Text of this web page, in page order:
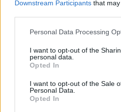
Downstream Participants that
Personal Data Processing
I want to opt-out of the
personal data.
Opted In
I want to opt-out of the Sale
Personal Data.
Opted In
Živohošti
Zpravodajství
Příbram
Zpravodajství
Obce nově
vzniku odpadu